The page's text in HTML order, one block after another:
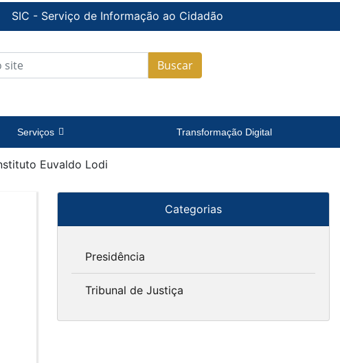
SIC - Serviço de Informação ao Cidadão
Buscar
Serviços Transformação Digital
Euvaldo Lodi
Categorias
Presidência
Tribunal de Justiça